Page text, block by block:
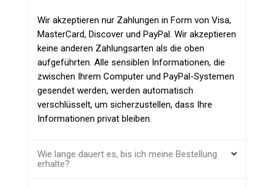
Wir akzeptieren nur Zahlungen in Form von Visa,
MasterCard, Discover und PayPal. Wir akzeptieren
keine anderen Zahlungsarten als die oben
aufgeführten. Alle sensiblen Informationen, die
zwischen Ihrem Computer und PayPal-Systemen
gesendet werden, werden automatisch
verschlüsselt, um sicherzustellen, dass Ihre
Informationen privat bleiben.
Wie lange dauert es, bis ich meine Bestellung
erhalte?